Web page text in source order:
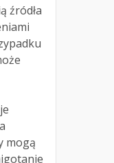
źródła
mogą